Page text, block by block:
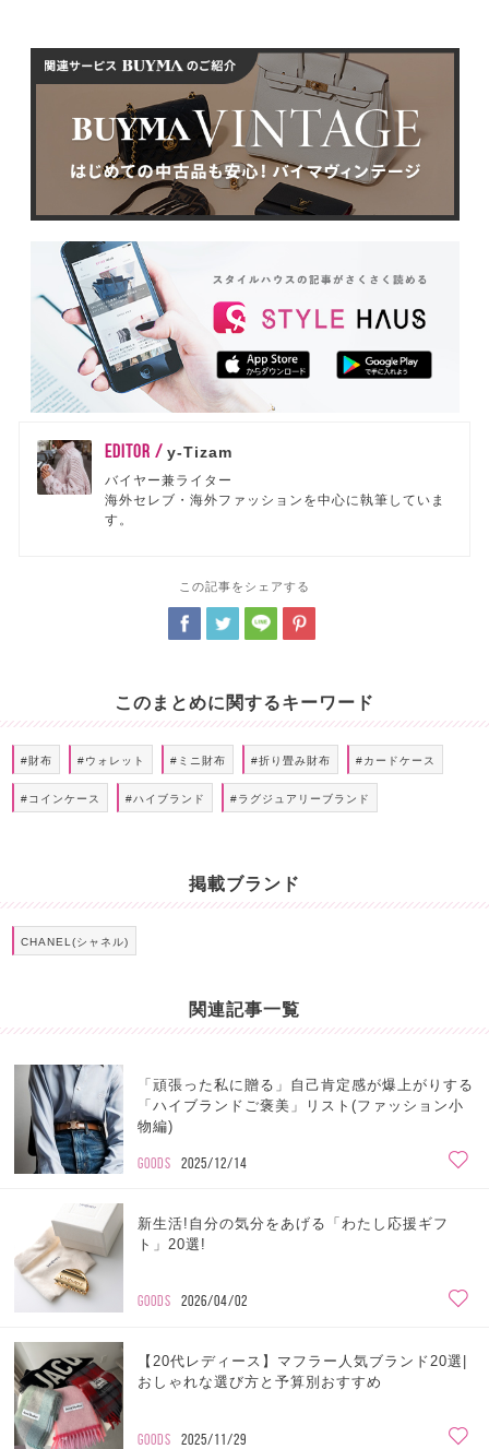
EDITOR /y-Tizam
バイヤー兼ライター
海外セレブ・海外ファッションを中心に執筆していま
す。
この記事をシェアする
このまとめに関するキーワード
#財布 #ウォレット #ミニ財布 #折り畳み財布 #カードケース
#コインケース #ハイブランド #ラグジュアリーブランド
掲載ブランド
CHANEL(シャネル)
関連記事一覧
「頑張った私に贈る」自己肯定感が爆上がりする
「ハイブランドご褒美」リスト(ファッション小
物編)
GOODS 2025/12/14
新生活!自分の気分をあげる「わたし応援ギフ
ト」20選!
GOODS 2026/04/02
【20代レディース】マフラー人気ブランド20選|
おしゃれな選び方と予算別おすすめ
GOODS 2025/11/29